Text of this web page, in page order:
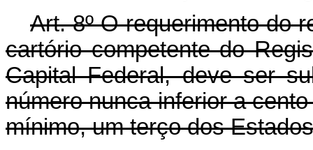
Art. 8º O requerimento do
cartório competente do
Capital Federal, deve ser
número nunca inferior a
mínimo, um terço dos